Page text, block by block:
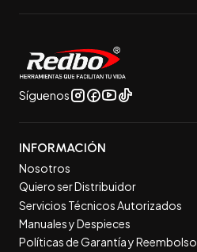
Síguenos
INFORMACIÓN
Nosotros
Quiero ser Distribuidor
Servicios Técnicos Autorizados
Manuales y Despieces
Políticas de Garantía y Reembolso